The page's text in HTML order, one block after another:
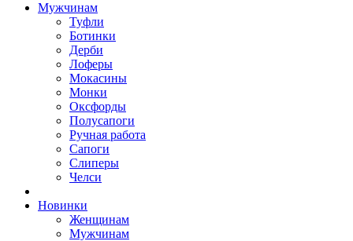
Мужчинам
Туфли
Ботинки
Дерби
Лоферы
Мокасины
Монки
Оксфорды
Полусапоги
Ручная работа
Сапоги
Слиперы
Челси
Новинки
Женщинам
Мужчинам